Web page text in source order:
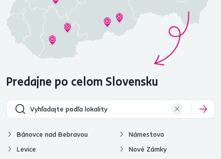
Predajne po celom Slovensku
Bánovce nad Bebravou
Levice
Námestovo
Nové Zámky